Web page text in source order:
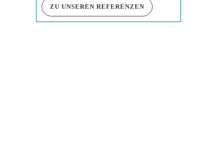
ZU UNSEREN REFERENZEN